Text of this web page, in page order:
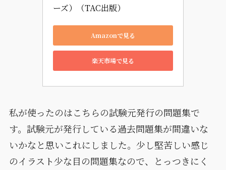
ーズ）（TAC出版）
Amazonで見る
楽天市場で見る
私が使ったのはこちらの試験元発行の問題集で
す。試験元が発行している過去問題集が間違いな
いかなと思いこれにしました。少し堅苦しい感じ
のイラスト少な目の問題集なので、とっつきにく